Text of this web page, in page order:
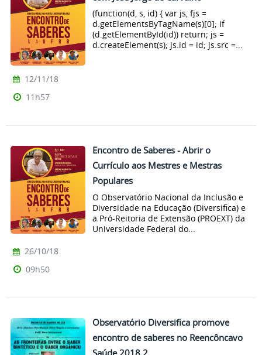
(function(d, s, id) { var js, fjs =
d.getElementsByTagName(s)[0]; if
(d.getElementById(id)) return; js =
d.createElement(s); js.id = id; js.src =...
12/11/18
11h57
Encontro de Saberes - Abrir o
Currículo aos Mestres e Mestras
Populares
O Observatório Nacional da Inclusão e
Diversidade na Educação (Diversifica) e
a Pró-Reitoria de Extensão (PROEXT) da
Universidade Federal do...
26/10/18
09h50
Observatório Diversifica promove
encontro de saberes no Reencôncavo
Saúde 2018.2